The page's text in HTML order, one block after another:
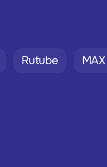
Rutube MAX